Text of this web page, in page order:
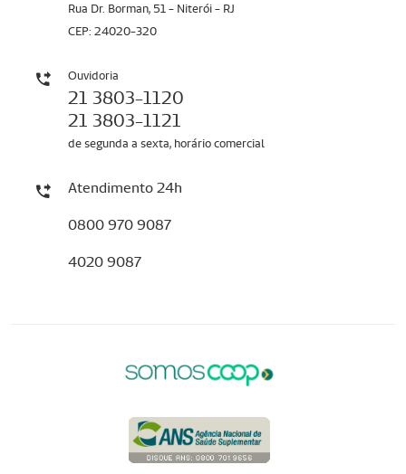
Rua Dr. Borman, 51 - Niterói - RJ
CEP: 24020-320
Ouvidoria
21 3803-1120
21 3803-1121
de segunda a sexta, horário comercial
Atendimento 24h
0800 970 9087
4020 9087